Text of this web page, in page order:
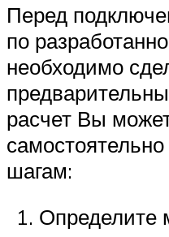
Перед
по
необходимо
расчет Вы
шагам:
Определите